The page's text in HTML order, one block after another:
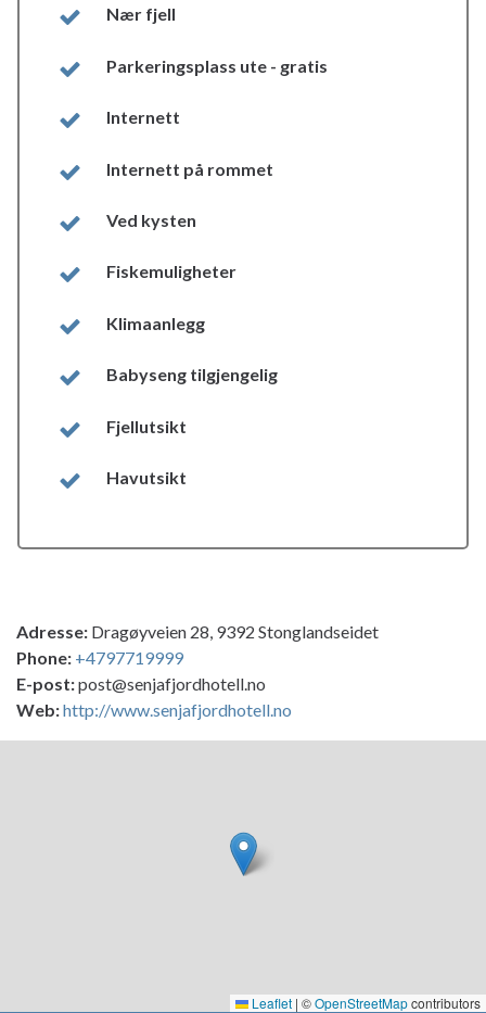
Nær fjell
Parkeringsplass ute - gratis
Internett
Internett på rommet
Ved kysten
Fiskemuligheter
Klimaanlegg
Babyseng tilgjengelig
Fjellutsikt
Havutsikt
Adresse: Dragøyveien 28, 9392 Stonglandseidet
Phone: +4797719999
E-post:post@senjafjordhotell.no
Web:http://www.senjafjordhotell.no
Leaflet | ©OpenStreetMapcontributors